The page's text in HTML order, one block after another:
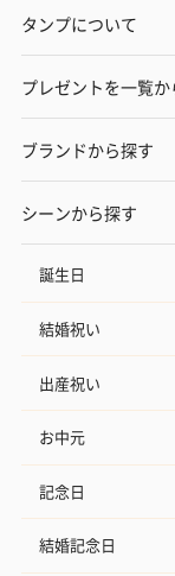
おつまみ・その他
いぶりがっことチー
のオイル漬（981円）
タンプについて
プレゼントを一覧か
ブランドから探す
シーンから探す
誕生日
結婚祝い
出産祝い
お中元
記念日
結婚記念日